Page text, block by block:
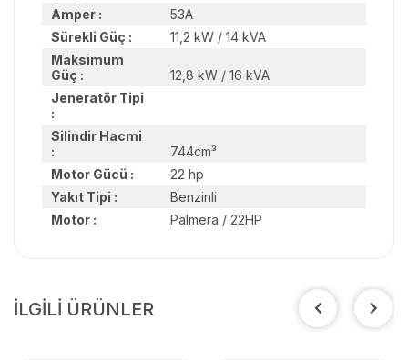
Amper :
53A
Sürekli Güç :
11,2 kW / 14 kVA
Maksimum
Güç :
12,8 kW / 16 kVA
Jeneratör Tipi
:
Silindir Hacmi
:
744cm³
Motor Gücü :
22 hp
Yakıt Tipi :
Benzinli
Motor :
Palmera / 22HP
İLGİLİ ÜRÜNLER